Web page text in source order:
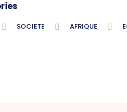
SOCIETE AFRIQUE